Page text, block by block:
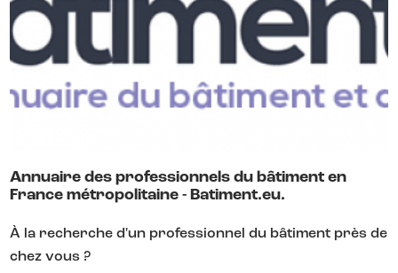
Annuaire des professionnels du bâtiment en
France métropolitaine - Batiment.eu.
À la recherche d'un professionnel du bâtiment près de
chez vous ?